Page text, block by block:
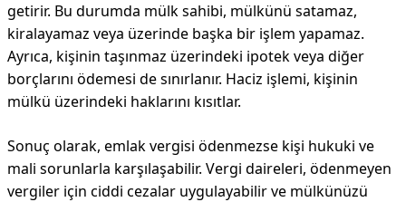
getirir. Bu durumda mülk sahibi, mülkünü satamaz,
kiralayamaz veya üzerinde başka bir işlem yapamaz.
Ayrıca, kişinin taşınmaz üzerindeki ipotek veya diğer
borçlarını ödemesi de sınırlanır. Haciz işlemi, kişinin
mülkü üzerindeki haklarını kısıtlar.
Sonuç olarak, emlak vergisi ödenmezse kişi hukuki ve
mali sorunlarla karşılaşabilir. Vergi daireleri, ödenmeyen
vergiler için ciddi cezalar uygulayabilir ve mülkünüzü